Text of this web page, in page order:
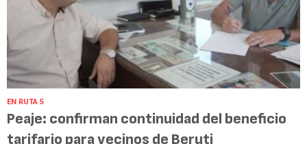
EN RUTA 5
Peaje: confirman continuidad del beneficio
tarifario para vecinos de Beruti